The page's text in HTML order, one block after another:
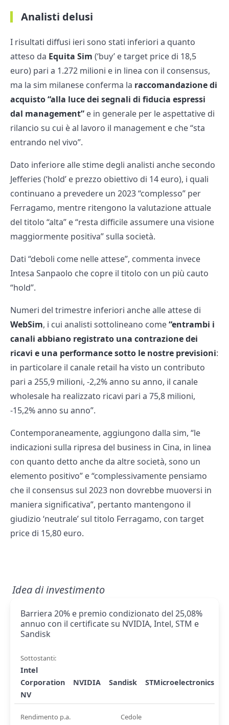
Analisti delusi
I risultati diffusi ieri sono stati inferiori a quanto
atteso da Equita Sim (‘buy’ e target price di 18,5
euro) pari a 1.272 milioni e in linea con il consensus,
ma la sim milanese conferma la raccomandazione di
acquisto “alla luce dei segnali di fiducia espressi
dal management” e in generale per le aspettative di
rilancio su cui è al lavoro il management e che “sta
entrando nel vivo”.
Dato inferiore alle stime degli analisti anche secondo
Jefferies (‘hold’ e prezzo obiettivo di 14 euro), i quali
continuano a prevedere un 2023 “complesso” per
Ferragamo, mentre ritengono la valutazione attuale
del titolo “alta” e “resta difficile assumere una visione
maggiormente positiva” sulla società.
Dati “deboli come nelle attese”, commenta invece
Intesa Sanpaolo che copre il titolo con un più cauto
“hold”.
Numeri del trimestre inferiori anche alle attese di
WebSim, i cui analisti sottolineano come“entrambi i
canali abbiano registrato una contrazione dei
ricavi e una performance sotto le nostre previsioni:
in particolare il canale retail ha visto un contributo
pari a 255,9 milioni, -2,2% anno su anno, il canale
wholesale ha realizzato ricavi pari a 75,8 milioni,
-15,2% anno su anno”.
Contemporaneamente, aggiungono dalla sim, “le
indicazioni sulla ripresa del business in Cina, in linea
con quanto detto anche da altre società, sono un
elemento positivo” e “complessivamente pensiamo
che il consensus sul 2023 non dovrebbe muoversi in
maniera significativa”, pertanto mantengono il
giudizio ‘neutrale’ sul titolo Ferragamo, con target
price di 15,80 euro.
Idea di investimento
Barriera 20% e premio condizionato del 25,08%
annuo con il certificate su NVIDIA, Intel, STM e
Sandisk
Sottostanti:
Intel
Corporation
NVIDIA Sandisk
STMicroelectronics
NV
Rendimento p.a. Cedole